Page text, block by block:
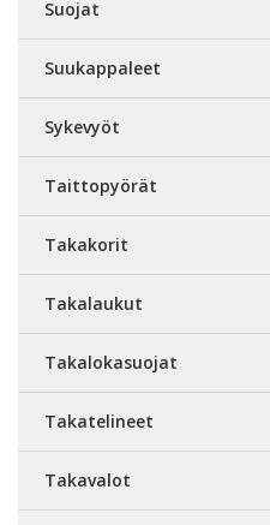
Suojat
Suukappaleet
Sykevyöt
Taittopyörät
Takakorit
Takalaukut
Takalokasuojat
Takatelineet
Takavalot